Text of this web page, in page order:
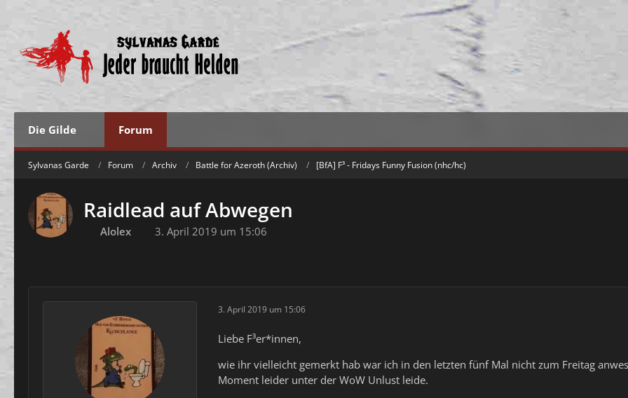
Die Gilde Forum
Sylvanas Garde Forum Archiv Battle for Azeroth (Archiv) [BfA] F³ - Fridays Funny Fusion (nhc/hc)
Raidlead auf Abwegen
Alolex 3. April 2019 um 15:06
3. April 2019 um 15:06
Liebe F³er*innen,
wie ihr vielleicht gemerkt hab war ich in den letzten fünf Mal nicht zum Freitag
Moment leider unter der WoW Unlust leide.